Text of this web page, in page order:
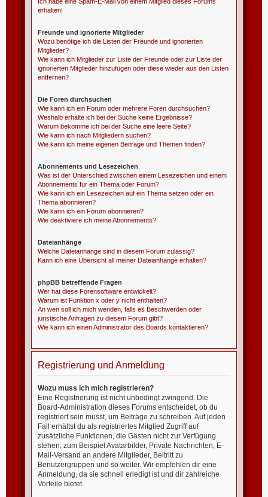
erhalten!
Freunde und ignorierte Mitglieder
Wozu benötige ich die Listen der Freunde und ignorierten
Mitglieder?
Wie kann ich Mitglieder zur Liste der Freunde oder zur Liste der
ignorierten Mitglieder hinzufügen oder diese wieder aus den Listen
entfernen?
Die Foren durchsuchen
Wie kann ich ein Forum oder mehrere Foren durchsuchen?
Weshalb erhalte ich bei der Suche keine Ergebnisse?
Warum bekomme ich bei der Suche eine leere Seite?
Wie kann ich nach Mitgliedern suchen?
Wie kann ich meine eigenen Beiträge und Themen finden?
Abonnements und Lesezeichen
Was ist der Unterschied zwischen einem Lesezeichen und einem
Abonnements für ein Thema oder Forum?
Wie kann ich ein Lesezeichen auf ein Thema setzen oder ein
Thema abonnieren?
Wie kann ich ein Forum abonnieren?
Wie deaktiviere ich meine Abonnements?
Dateianhänge
Welche Dateianhänge sind in diesem Forum zulässig?
Kann ich eine Übersicht all meiner Dateianhänge erhalten?
phpBB betreffende Fragen
Wer hat diese Forensoftware entwickelt?
Warum ist Funktion x oder y nicht enthalten?
An wen soll ich mich wenden, falls es Beschwerden oder
juristische Anfragen zu diesem Forum gibt?
Wie kann ich einen Administrator des Boards kontaktieren?
Registrierung und Anmeldung
Wozu muss ich mich registrieren?
Eine Registrierung ist nicht unbedingt zwingend. Die
Board-Administration dieses Forums entscheidet, ob du
registriert sein musst, um Beiträge zu schreiben. Auf jeden
Fall erhältst du als registriertes Mitglied Zugriff auf
zusätzliche Funktionen, die Gästen nicht zur Verfügung
stehen: zum Beispiel Avatarbilder, Private Nachrichten, E-
Mail-Versand an andere Mitglieder, Beitritt zu
Benutzergruppen und so weiter. Wir empfehlen dir eine
Anmeldung, da sie schnell erledigt ist und dir zahlreiche
Vorteile bietet.